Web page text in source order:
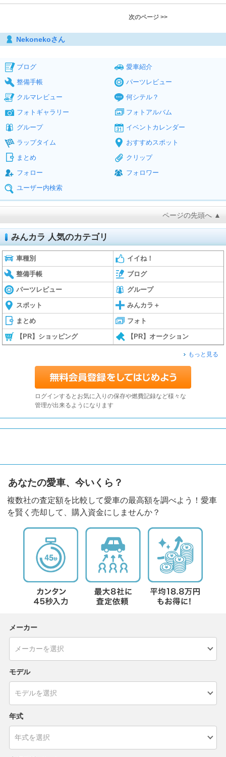
次のページ >>
Nekonekoさん
ブログ
愛車紹介
整備手帳
パーツレビュー
クルマレビュー
何シテル？
フォトギャラリー
フォトアルバム
グループ
イベントカレンダー
ラップタイム
おすすめスポット
まとめ
クリップ
フォロー
フォロワー
ユーザー内検索
ページの先頭へ ▲
みんカラ 人気のカテゴリ
車種別 イイね！
整備手帳 ブログ
パーツレビュー グループ
スポット みんカラ＋
まとめ フォト
【PR】ショッピング 【PR】オークション
もっと見る
ログインするとお気に入りの保存や燃費記録など様々な
管理が出来るようになります
あなたの愛車、今いくら？
複数社の査定額を比較して愛車の最高額を調べよう！愛車
を賢く売却して、購入資金にしませんか？
メーカー
モデル
年式